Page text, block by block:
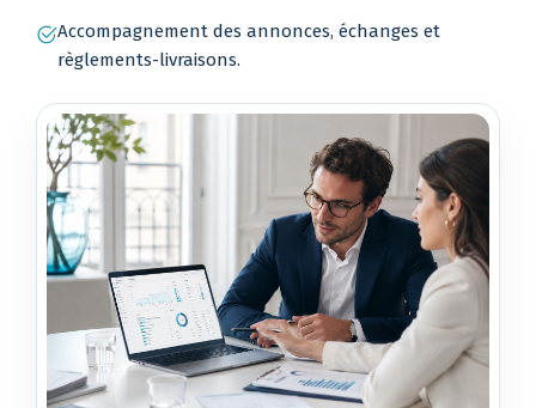
Accompagnement des annonces, échanges et
règlements-livraisons.